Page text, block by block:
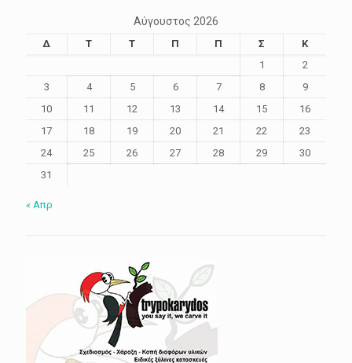
Αύγουστος 2026
Δ Τ Τ Π Π Σ
Κ
1
2
3
4 5 6 7 8
9
10
11 12 13 14 15
16
17
18 19 20 21 22
23
24
25 26 27 28 29
30
31
« Απρ